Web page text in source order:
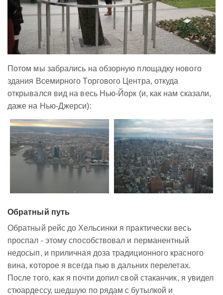
Потом мы забрались на обзорную площадку нового
здания Всемирного Торгового Центра, откуда
открывался вид на весь Нью-Йорк (и, как нам сказали,
даже на Нью-Джерси):
Обратный путь
Обратный рейс до Хельсинки я практически весь
проспал - этому способствовал и перманентный
недосып, и приличная доза традиционного красного
вина, которое я всегда пью в дальних перелетах.
После того, как я почти допил свой стаканчик, я увидел
стюардессу, шедшую по рядам с бутылкой и